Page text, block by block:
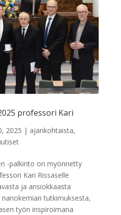
professori Kari
2025 | ajankohtaista,
-palkinto on myönnetty
Kari Rissaselle
ja ansiokkaasta
tutkimuksesta,
työn inspiroimana